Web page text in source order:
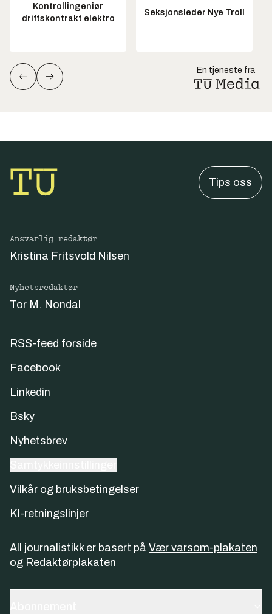
Kontrollingeniør
driftskontrakt elektro
Seksjonsleder Nye Troll
En tjeneste fra
Tips oss
Ansvarlig redaktør
Kristina Fritsvold Nilsen
Nyhetsredaktør
Tor M. Nondal
RSS-feed forside
Facebook
Linkedin
Bsky
Nyhetsbrev
Vilkår og bruksbetingelser
KI-retningslinjer
All journalistikk er basert på Vær varsom-plakaten
og Redaktørplakaten